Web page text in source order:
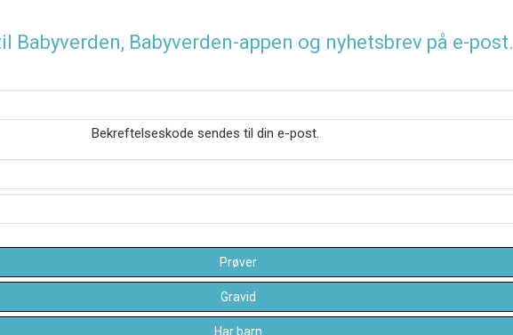
Babyverden-appen og nyhetsbrev på e-post.
Bekreftelseskode sendes til din e-post.
Prøver
Gravid
Har barn